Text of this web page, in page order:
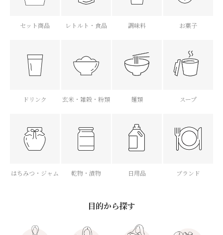
セット商品 レトルト・食品 調味料 お菓子
ドリンク 玄米・雑穀・粉類 麺類 スープ
はちみつ・ジャム 乾物・漬物 日用品 ブランド
目的から探す